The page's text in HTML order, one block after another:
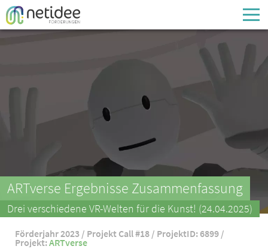
Enter your username or email address
Passwort
ARTverse Ergebnisse Zusammenfassung
Drei verschiedene VR-Welten für die Kunst! (24.04.2025)
Förderjahr 2023 / Projekt Call #18 / ProjektID: 6899 /
Projekt:ARTverse